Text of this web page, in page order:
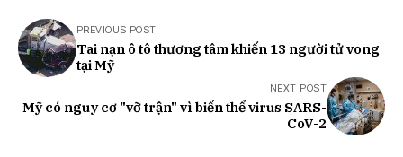
PREVIOUS POST
Tai nạn ô tô thương tâm khiến 13 người tử vong
tại Mỹ
NEXT POST
Mỹ có nguy cơ "vỡ trận" vì biến thể virus SARS-
CoV-2